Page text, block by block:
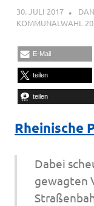
30. JULI 2017
KOMMUNALWAHL
E-Mail
teilen
teilen
Rheinische
Dabei
gewagten